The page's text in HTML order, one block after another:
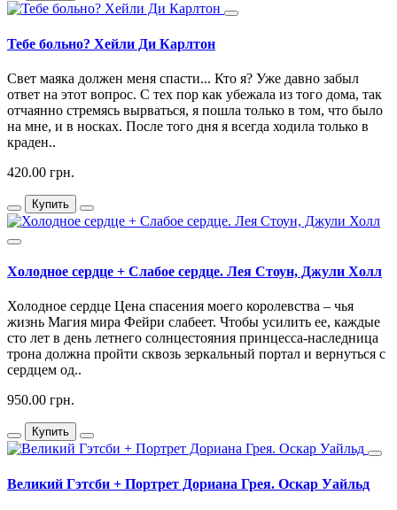
Тебе больно? Хейли Ди Карлтон
Свет маяка должен меня спасти... Кто я? Уже давно забыл
ответ на этот вопрос. С тех пор как убежала из того дома, так
отчаянно стремясь вырваться, я пошла только в том, что было
на мне, и в носках. После того дня я всегда ходила только в
краден..
420.00 грн.
Купить
Холодное сердце + Слабое сердце. Лея Стоун, Джули Холл
Холодное сердце Цена спасения моего королевства – чья
жизнь Магия мира Фейри слабеет. Чтобы усилить ее, каждые
сто лет в день летнего солнцестояния принцесса-наследница
трона должна пройти сквозь зеркальный портал и вернуться с
сердцем од..
950.00 грн.
Купить
Великий Гэтсби + Портрет Дориана Грея. Оскар Уайльд